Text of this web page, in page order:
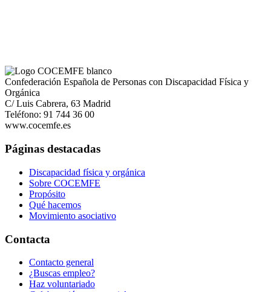
Confederación Española de Personas con Discapacidad Física y
Orgánica
C/ Luis Cabrera, 63 Madrid
Teléfono: 91 744 36 00
www.cocemfe.es
Páginas destacadas
Discapacidad física y orgánica
Sobre COCEMFE
Propósito
Qué hacemos
Movimiento asociativo
Contacta
Contacto general
¿Buscas empleo?
Haz voluntariado